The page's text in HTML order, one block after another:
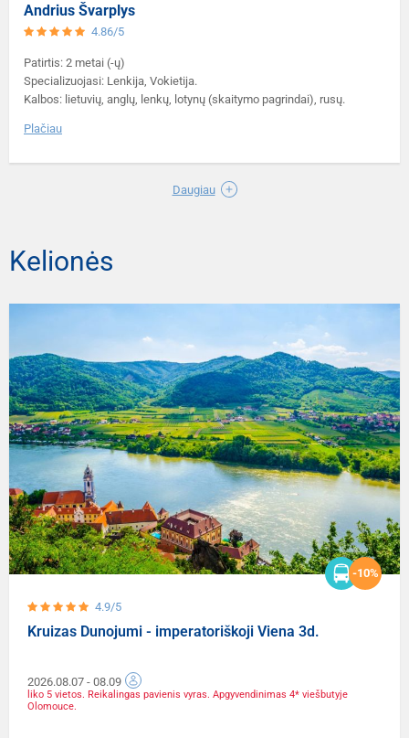
Andrius Švarplys
4.86/5
Patirtis: 2 metai (-ų)
Specializuojasi: Lenkija, Vokietija.
Kalbos: lietuvių, anglų, lenkų, lotynų (skaitymo pagrindai), rusų.
Plačiau
Daugiau
Kelionės
4.9/5
-10%
Kruizas Dunojumi - imperatoriškoji Viena 3d.
2026.08.07 - 08.09
liko 5 vietos. Reikalingas pavienis vyras. Apgyvendinimas 4* viešbutyje
Olomouce.